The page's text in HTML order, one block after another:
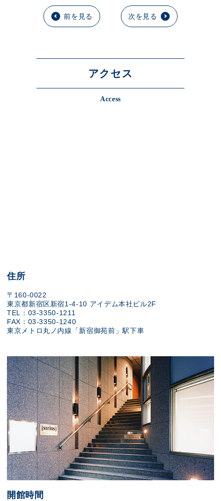
前を見る 次を見る
アクセス
Access
住所
〒160-0022
東京都新宿区新宿1-4-10 アイデム本社ビル2F
TEL：03-3350-1211
FAX：03-3350-1240
東京メトロ丸ノ内線「新宿御苑前」駅下車
開館時間